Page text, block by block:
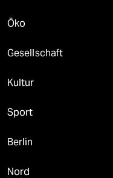
Öko
Gesellschaft
Kultur
Sport
Berlin
Nord